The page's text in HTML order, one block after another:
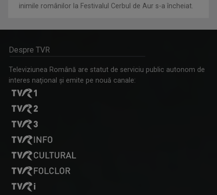
inimile românilor la Festivalul Cerbul de Aur s-a încheiat.
Despre TVR
Televiziunea Română are statut de serviciu public autonom de
interes naţional şi emite pe nouă canale: